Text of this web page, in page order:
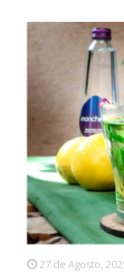
27 de Agosto,